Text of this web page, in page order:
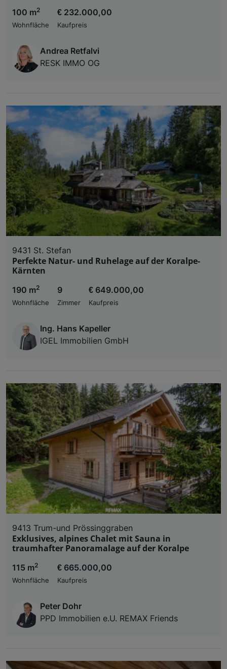
100 m2
Wohnfläche
€ 232.000,00
Kaufpreis
Andrea Retfalvi
RESK IMMO OG
9431 St. Stefan
Perfekte Natur- und Ruhelage auf der Koralpe-
Kärnten
190 m2
Wohnfläche
9
Zimmer
€ 649.000,00
Kaufpreis
Ing. Hans Kapeller
IGEL Immobilien GmbH
9413 Trum-und Prössinggraben
Exklusives, alpines Chalet mit Sauna in
traumhafter Panoramalage auf der Koralpe
115 m2
Wohnfläche
€ 665.000,00
Kaufpreis
Peter Dohr
PPD Immobilien e.U. REMAX Friends